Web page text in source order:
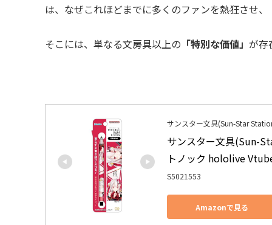
は、なぜこれほどまでに多くのファンを熱狂させ、
そこには、単なる文房具以上の 「特別な価値」 が存
サンスター文具(Sun-Star
サンスター文具(Sun-
トノック hololive
S5021553
Amazonで見る